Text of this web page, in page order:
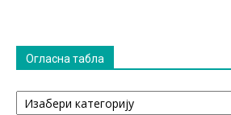
Огласна табла
Огласна
табла